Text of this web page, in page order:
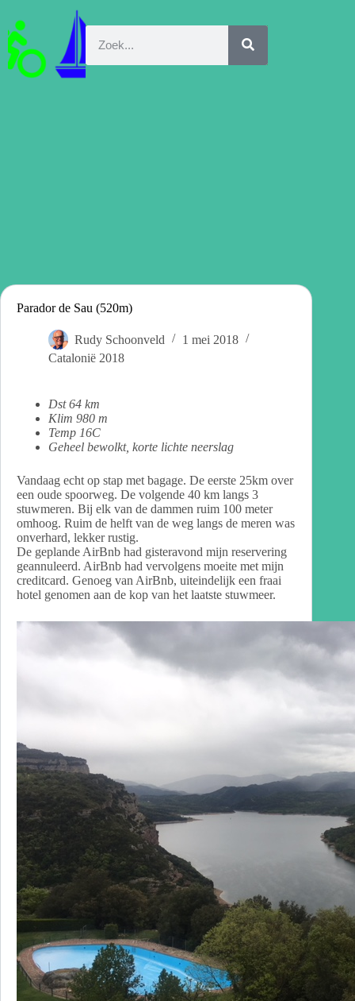
Parador de Sau (520m)
Rudy Schoonveld
1 mei 2018
Catalonië 2018
Dst 64 km
Klim 980 m
Temp 16C
Geheel bewolkt, korte lichte neerslag
Vandaag echt op stap met bagage. De eerste 25km over
een oude spoorweg. De volgende 40 km langs 3
stuwmeren. Bij elk van de dammen ruim 100 meter
omhoog. Ruim de helft van de weg langs de meren was
onverhard, lekker rustig.
De geplande AirBnb had gisteravond mijn reservering
geannuleerd. AirBnb had vervolgens moeite met mijn
creditcard. Genoeg van AirBnb, uiteindelijk een fraai
hotel genomen aan de kop van het laatste stuwmeer.